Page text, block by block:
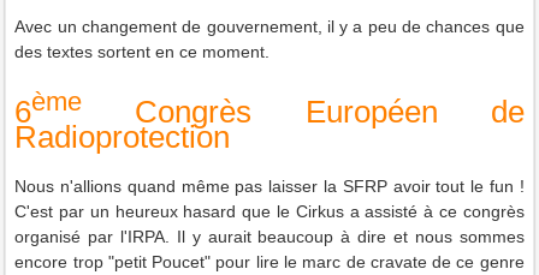
Avec un changement de gouvernement, il y a peu de chances que
des textes sortent en ce moment.
6ème Congrès Européen de
Radioprotection
Nous n'allions quand même pas laisser la SFRP avoir tout le fun !
C'est par un heureux hasard que le Cirkus a assisté à ce congrès
organisé par l'IRPA. Il y aurait beaucoup à dire et nous sommes
encore trop "petit Poucet" pour lire le marc de cravate de ce genre